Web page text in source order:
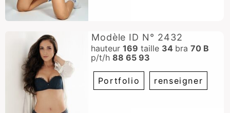
Modèle ID N° 2432
hauteur 169 taille 34 bra 70 B
p/t/h 88 65 93
Portfolio renseigner